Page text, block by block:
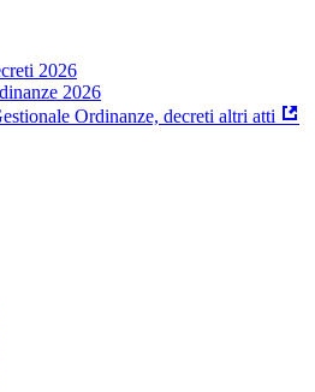
2026
2026
Ordinanze, decreti altri atti